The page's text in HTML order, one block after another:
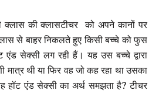
क्लास की क्लासटीचर को अपने कानों पर
से बाहर निकलते हुए किसी बच्चे को फुस
एंड सेक्सी लग रही हैं। यह उस बच्चे द्वारा
मात्र थी या फिर वह जो कह रहा था उसका
हॉट एंड सेक्सी का अर्थ समझता है? टीचर